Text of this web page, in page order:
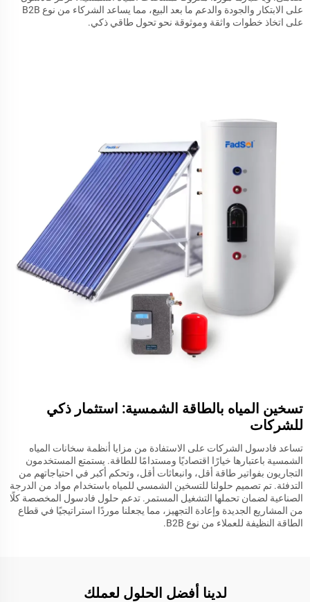
على الابتكار والجودة والدعم ما بعد البيع، مما يساعد الشركاء من نوع B2B
على اتخاذ خطوات واثقة وموثوقة نحو تحول طاقي ذكي.
تسخين المياه بالطاقة الشمسية: استثمار ذكي
للشركات
تساعد فادسول الشركات على الاستفادة من مزايا أنظمة سخانات المياه
الشمسية باعتبارها خيارًا اقتصاديًا ومستدامًا للطاقة. يستمتع المستخدمون
التجاريون بفواتير طاقة أقل، وانبعاثات أقل، وتحكم أكبر في احتياجاتهم من
التدفئة. تم تصميم حلولنا للتسخين الشمسي للمياه باستخدام مواد من الدرجة
الصناعية لضمان تحملها التشغيل المستمر. تدعم حلول فادسول المخصصة كلًا
من المشاريع الجديدة وإعادة التجهيز، مما يجعلنا موردًا استراتيجيًا في قطاع
الطاقة النظيفة للعملاء من نوع B2B.
لدينا أفضل الحلول لعملك